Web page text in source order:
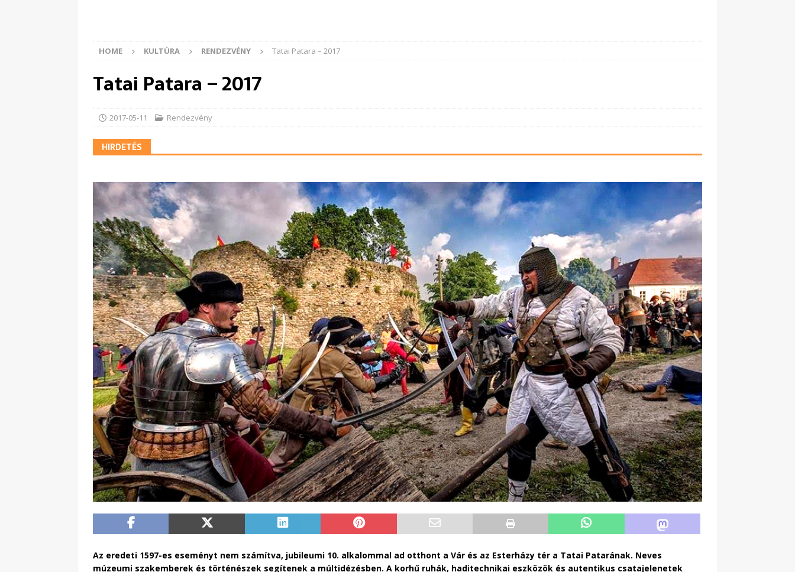
HOME KULTÚRA RENDEZVÉNY Tatai Patara – 2017
Tatai Patara – 2017
2017-05-11 Rendezvény
HIRDETÉS
Az eredeti 1597-es eseményt nem számítva, jubileumi 10. alkalommal ad otthont a Vár és az Esterházy tér a Tatai Patarának. Neves
múzeumi szakemberek és történészek segítenek a múltidézésben. A korhű ruhák, haditechnikai eszközök és autentikus csatajelenetek